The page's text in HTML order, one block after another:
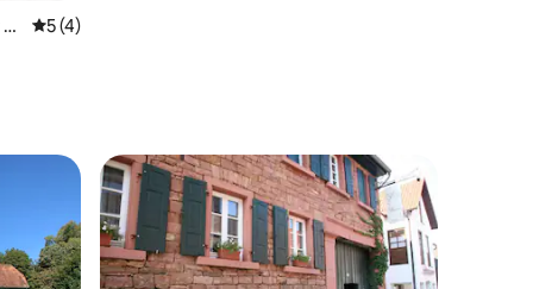
Calificación promedio: 5 de 5; 4 evaluaciones
5 (4)